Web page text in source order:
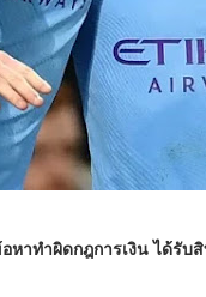
าทำผิดกฎการเงิน ได้รั